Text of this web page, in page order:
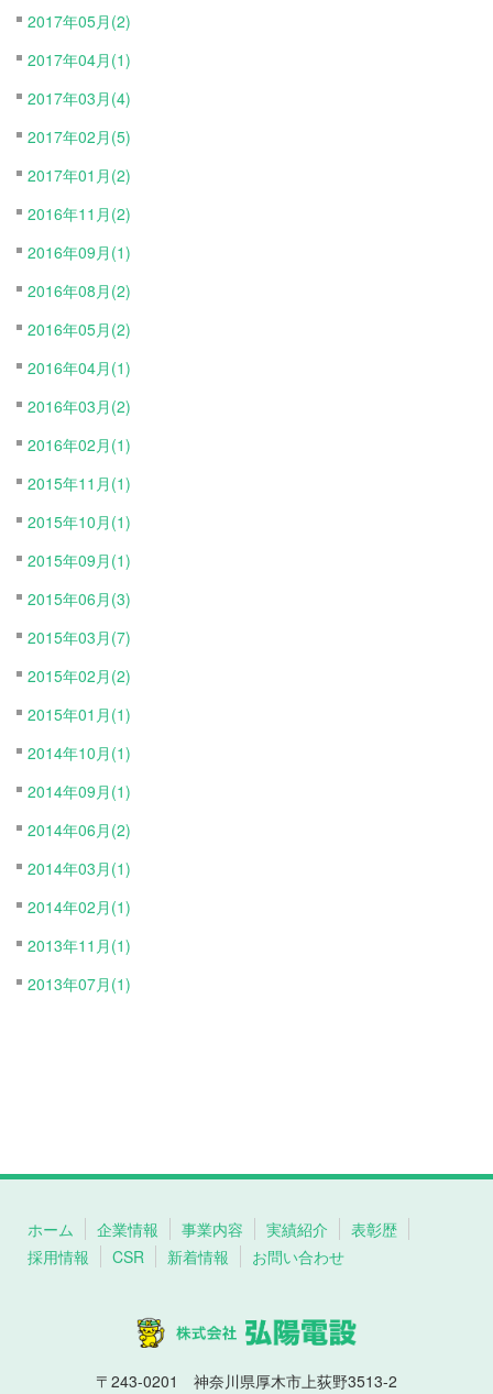
2017年05月(2)
2017年04月(1)
2017年03月(4)
2017年02月(5)
2017年01月(2)
2016年11月(2)
2016年09月(1)
2016年08月(2)
2016年05月(2)
2016年04月(1)
2016年03月(2)
2016年02月(1)
2015年11月(1)
2015年10月(1)
2015年09月(1)
2015年06月(3)
2015年03月(7)
2015年02月(2)
2015年01月(1)
2014年10月(1)
2014年09月(1)
2014年06月(2)
2014年03月(1)
2014年02月(1)
2013年11月(1)
2013年07月(1)
ホーム 企業情報 事業内容 実績紹介
表彰歴
採用情報
CSR 新着情報 お問い合わせ
〒243-0201 神奈川県厚木市上荻野3513-2